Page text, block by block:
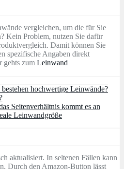
vergleichen, um die für Sie
Kein Problem, nutzen Sie dafür
Damit können Sie
spezifische Angaben direkt
gehts zum Leinwand
hochwertige Leinwände?
Seitenverhältnis kommt es an
Leinwandgröße
aktualisiert. In seltenen Fällen kann
Durch den Amazon-Button lässt